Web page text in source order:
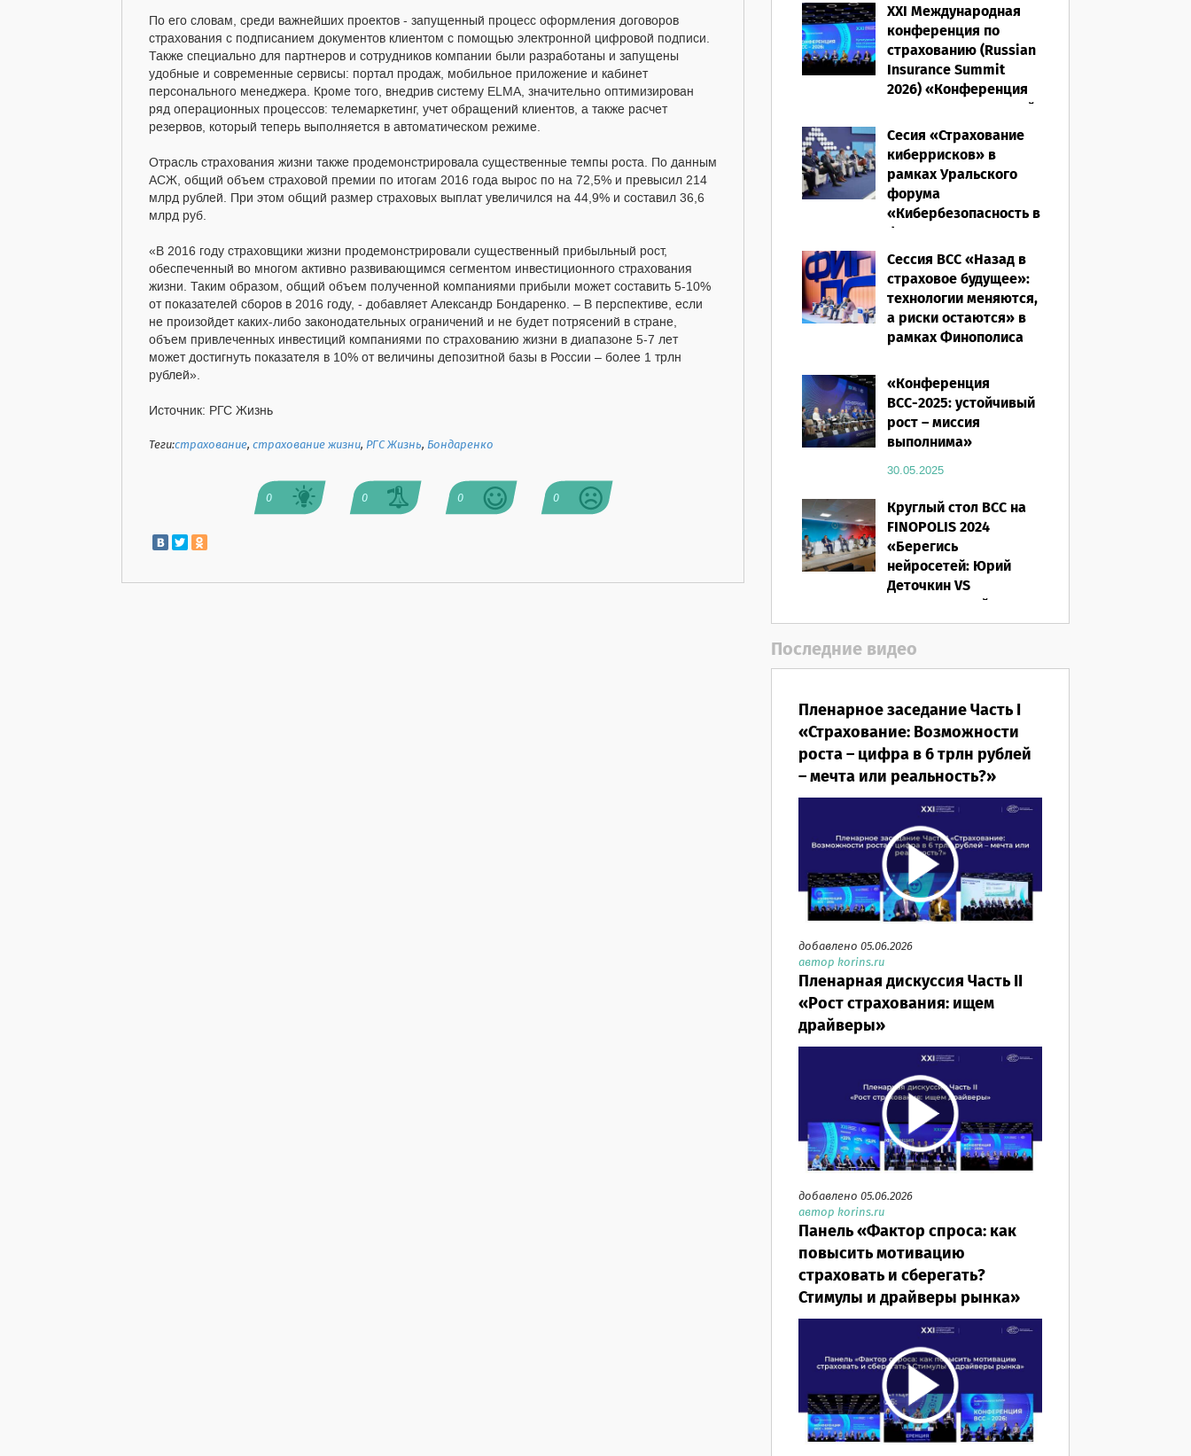
По его словам, среди важнейших проектов - запущенный процесс оформления договоров
страхования с подписанием документов клиентом с помощью электронной цифровой подписи.
Также специально для партнеров и сотрудников компании были разработаны и запущены
удобные и современные сервисы: портал продаж, мобильное приложение и кабинет
персонального менеджера. Кроме того, внедрив систему ELMA, значительно оптимизирован
ряд операционных процессов: телемаркетинг, учет обращений клиентов, а также расчет
резервов, который теперь выполняется в автоматическом режиме.
Отрасль страхования жизни также продемонстрировала существенные темпы роста. По данным
АСЖ, общий объем страховой премии по итогам 2016 года вырос по на 72,5% и превысил 214
млрд рублей. При этом общий размер страховых выплат увеличился на 44,9% и составил 36,6
млрд руб.
«В 2016 году страховщики жизни продемонстрировали существенный прибыльный рост,
обеспеченный во многом активно развивающимся сегментом инвестиционного страхования
жизни. Таким образом, общий объем полученной компаниями прибыли может составить 5-10%
от показателей сборов в 2016 году, - добавляет Александр Бондаренко. – В перспективе, если
не произойдет каких-либо законодательных ограничений и не будет потрясений в стране,
объем привлеченных инвестиций компаниями по страхованию жизни в диапазоне 5-7 лет
может достигнуть показателя в 10% от величины депозитной базы в России – более 1 трлн
рублей».
Источник: РГС Жизнь
Теги:страхование,страхование жизни, РГС Жизнь, Бондаренко
0 0 0 0
XXI Международная
конференция по
страхованию (Russian
Insurance Summit
2026) «Конференция
ВСС-2026: Культурный
код страхования/
Человеческий
фактор»
28.05.2026
Сесия «Страхование
киберрисков» в
рамках Уральского
форума
«Кибербезопасность в
финансах» 2026
16.03.2026
Сессия ВСС «Назад в
страховое будущее»:
технологии меняются,
а риски остаются» в
рамках Финополиса
16.03.2026
«Конференция
ВСС-2025: устойчивый
рост – миссия
выполнима»
30.05.2025
Круглый стол ВСС на
FINOPOLIS 2024
«Берегись
нейросетей: Юрий
Деточкин VS
искусственный
интеллект»
12.11.2024
Последние видео
Пленарное заседание Часть I
«Страхование: Возможности
роста – цифра в 6 трлн рублей
– мечта или реальность?»
добавлено 05.06.2026
автор korins.ru
Пленарная дискуссия Часть II
«Рост страхования: ищем
драйверы»
добавлено 05.06.2026
автор korins.ru
Панель «Фактор спроса: как
повысить мотивацию
страховать и сберегать?
Стимулы и драйверы рынка»